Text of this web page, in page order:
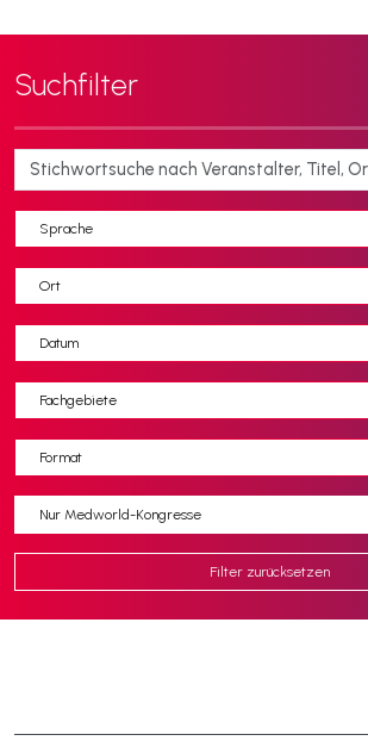
Suchfilter
Sprache
Ort
Datum
Fachgebiete
Format
Nur Medworld-Kongresse
Filter zurücksetzen